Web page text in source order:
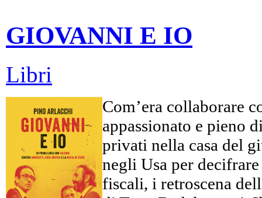
GIOVANNI E IO
Libri
Com’era collaborare
appassionato e pieno
privati nella casa del
negli Usa per
fiscali, i retroscena